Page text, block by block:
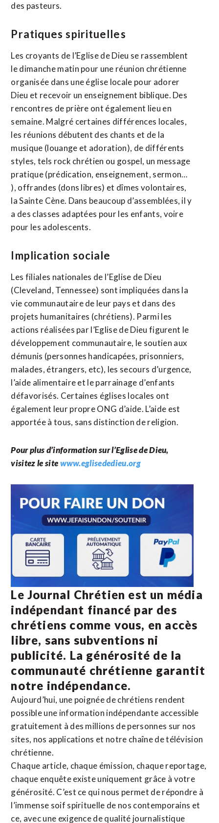
des pasteurs.
Pratiques spirituelles
Les croyants de l’Eglise de Dieu se rassemblent
le dimanche matin pour une réunion chrétienne
organisée dans une église locale pour adorer
Dieu et recevoir un enseignement biblique. Des
rencontres de prière ont également lieu en
semaine. Malgré certaines différences locales,
les réunions débutent des chants et de la
musique (louange et adoration), de différents
styles, tels rock chrétien ou gospel, un message
pratique (prédication, enseignement, sermon…
), offrandes (dons libres) et dîmes volontaires,
la Sainte Cène. Dans beaucoup d’assemblées, il y
a des classes adaptées pour les enfants, voire
pour les adolescents.
Implication sociale
Les filiales nationales de l’Eglise de Dieu
(Cleveland, Tennessee) sont impliquées dans la
vie communautaire de leur pays et dans des
projets humanitaires (chrétiens). Parmi les
actions réalisées par l’Eglise de Dieu figurent le
développement communautaire, le soutien aux
démunis (personnes handicapées, prisonniers,
malades, étrangers, etc), les secours d’urgence,
l’aide alimentaire et le parrainage d’enfants
défavorisés. Certaines églises locales ont
également leur propre ONG d’aide. L’aide est
apportée à tous, sans distinction de religion.
Pour plus d’information sur l’Eglise de Dieu,
visitez le sitewww.eglisededieu.org
Le Journal Chrétien est un média
indépendant financé par des
chrétiens comme vous, en accès
libre, sans subventions ni
publicité. La générosité de la
communauté chrétienne garantit
notre indépendance.
Aujourd’hui, une poignée de chrétiens rendent
possible une information indépendante accessible
gratuitement à des millions de personnes sur nos
sites, nos applications et notre chaîne de télévision
chrétienne.
Chaque article, chaque émission, chaque reportage,
chaque enquête existe uniquement grâce à votre
générosité. C’est ce qui nous permet de répondre à
l’immense soif spirituelle de nos contemporains et
ce, avec une exigence de qualité journalistique